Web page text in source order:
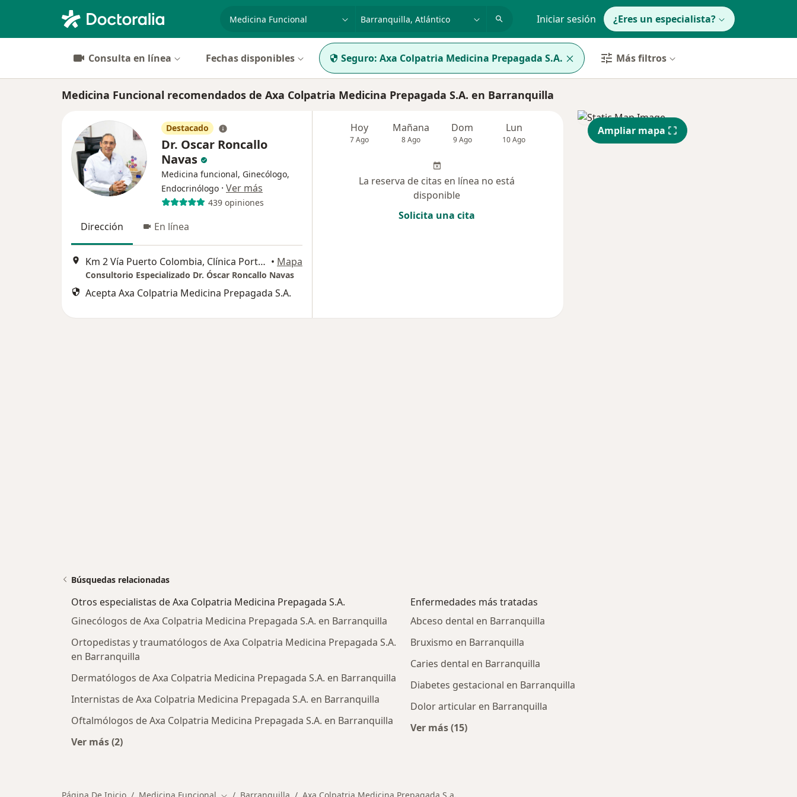
Iniciar sesión ¿Eres un especialista?
Consulta en línea Fechas disponibles Seguro: Axa Colpatria Medicina Prepagada S.A. Más filtros
Medicina Funcional recomendados de Axa Colpatria Medicina Prepagada S.A. en Barranquilla
Destacado
Dr. Oscar Roncallo
Navas
Medicina funcional, Ginecólogo,
Endocrinólogo · Ver más
439 opiniones
Dirección En línea
Km 2 Vía Puerto Colombia, Clínica Porto Azul, Torre De Consultorios, Piso 7, Barranquilla • Mapa
Consultorio Especializado Dr. Óscar Roncallo Navas
Acepta Axa Colpatria Medicina Prepagada S.A.
Hoy
7 Ago
Mañana
8 Ago
Dom
9 Ago
Lun
10 Ago
Mié
12 Ago
Jue
13 Ago
La reserva de citas en línea no está
disponible
Solicita una cita
Ampliar mapa
Búsquedas relacionadas
Otros especialistas de Axa Colpatria Medicina Prepagada S.A.
Ginecólogos de Axa Colpatria Medicina Prepagada S.A. en Barranquilla
Ortopedistas y traumatólogos de Axa Colpatria Medicina Prepagada S.A.
en Barranquilla
Dermatólogos de Axa Colpatria Medicina Prepagada S.A. en Barranquilla
Internistas de Axa Colpatria Medicina Prepagada S.A. en Barranquilla
Oftalmólogos de Axa Colpatria Medicina Prepagada S.A. en Barranquilla
Ver más (2)
Enfermedades más tratadas
Abceso dental en Barranquilla
Bruxismo en Barranquilla
Caries dental en Barranquilla
Diabetes gestacional en Barranquilla
Dolor articular en Barranquilla
Ver más (15)